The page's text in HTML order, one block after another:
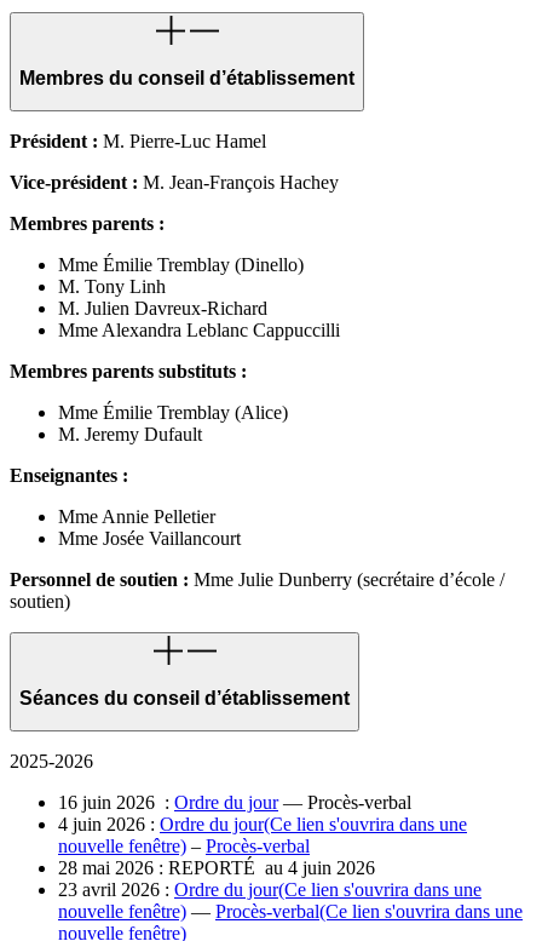
Membres du conseil d’établissement
Président : M. Pierre-Luc Hamel
Vice-président : M. Jean-François Hachey
Membres parents :
Mme Émilie Tremblay (Dinello)
M. Tony Linh
M. Julien Davreux-Richard
Mme Alexandra Leblanc Cappuccilli
Membres parents substituts :
Mme Émilie Tremblay (Alice)
M. Jeremy Dufault
Enseignantes :
Mme Annie Pelletier
Mme Josée Vaillancourt
Personnel de soutien : Mme Julie Dunberry (secrétaire d’école /
soutien)
Séances du conseil d’établissement
2025-2026
16 juin 2026 : Ordre du jour— Procès-verbal
4 juin 2026 : Ordre du jour(Ce lien s'ouvrira dans une
nouvelle fenêtre) – Procès-verbal
28 mai 2026 : REPORTÉ au 4 juin 2026
23 avril 2026 : Ordre du jour(Ce lien s'ouvrira dans une
nouvelle fenêtre) — Procès-verbal(Ce lien s'ouvrira dans une
nouvelle fenêtre)